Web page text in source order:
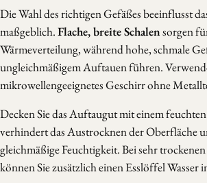
Die Wahl des richtigen Gefäßes beeinflusst
maßgeblich.Flache, breite Schalensorgen
Wärmeverteilung, während hohe, schmale
ungleichmäßigem Auftauen führen.
mikrowellengeeignetes Geschirr ohne
Decken Sie das Auftaugut mit einem
verhindert das Austrocknen der Oberfläche
gleichmäßige Feuchtigkeit. Bei sehr
können Sie zusätzlich einen Esslöffel Wasser